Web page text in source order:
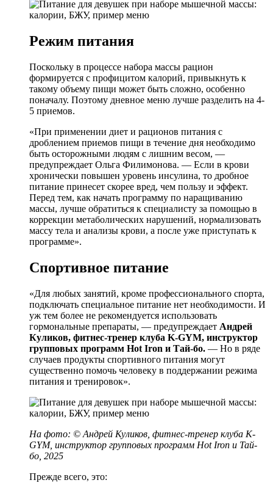
Режим питания
Поскольку в процессе набора массы рацион
формируется с профицитом калорий, привыкнуть к
такому объему пищи может быть сложно, особенно
поначалу. Поэтому дневное меню лучше разделить на 4-
5 приемов.
«При применении диет и рационов питания с
дроблением приемов пищи в течение дня необходимо
быть осторожными людям с лишним весом, —
предупреждает Ольга Филимонова. — Если в крови
хронически повышен уровень инсулина, то дробное
питание принесет скорее вред, чем пользу и эффект.
Перед тем, как начать программу по наращиванию
массы, лучше обратиться к специалисту за помощью в
коррекции метаболических нарушений, нормализовать
массу тела и анализы крови, а после уже приступать к
программе».
Спортивное питание
«Для любых занятий, кроме профессионального спорта,
подключать специальное питание нет необходимости. И
уж тем более не рекомендуется использовать
гормональные препараты, — предупреждает Андрей
Куликов, фитнес-тренер клуба K-GYM, инструктор
групповых программ Hot Iron и Тай-бо. — Но в ряде
случаев продукты спортивного питания могут
существенно помочь человеку в поддержании режима
питания и тренировок».
На фото: © Андрей Куликов, фитнес-тренер клуба K-
GYM, инструктор групповых программ Hot Iron и Тай-
бо, 2025
Прежде всего, это: